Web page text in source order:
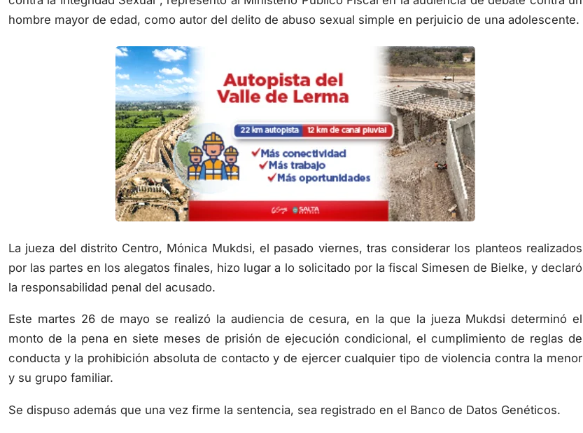
hombre mayor de edad, como autor del delito de abuso sexual simple en perjuicio de una adolescente.
La jueza del distrito Centro, Mónica Mukdsi, el pasado viernes, tras considerar los planteos realizados
por las partes en los alegatos finales, hizo lugar a lo solicitado por la fiscal Simesen de Bielke, y declaró
la responsabilidad penal del acusado.
Este martes 26 de mayo se realizó la audiencia de cesura, en la que la jueza Mukdsi determinó el
monto de la pena en siete meses de prisión de ejecución condicional, el cumplimiento de reglas de
conducta y la prohibición absoluta de contacto y de ejercer cualquier tipo de violencia contra la menor
y su grupo familiar.
Se dispuso además que una vez firme la sentencia, sea registrado en el Banco de Datos Genéticos.